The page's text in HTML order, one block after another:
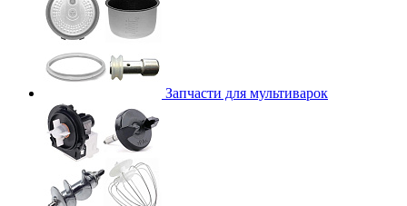
Запчасти для мультиварок